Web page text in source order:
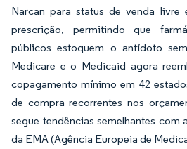
Narcan para status de venda livre
prescrição, permitindo que
públicos estoquem o antídoto
Medicare e o Medicaid agora
copagamento mínimo em 42
de compra recorrentes nos
segue tendências semelhantes com
da EMA (Agência Europeia de